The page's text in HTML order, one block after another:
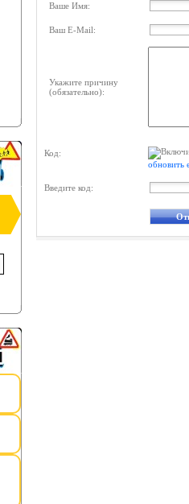
Ваше Имя:
Ваш E-Mail:
Укажите причину
(обязательно):
Код:
обновить
Введите код: